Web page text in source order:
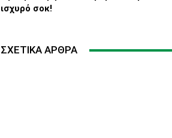
ισχυρό σοκ!
ΣΧΕΤΙΚΆ ΆΡΘΡΑ